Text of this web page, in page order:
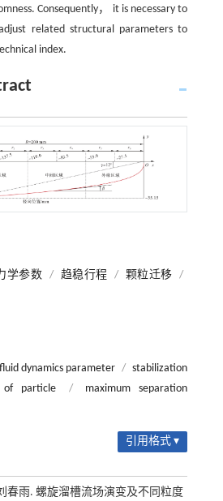
Consequently， it is necessary to
related structural parameters to
index.
学参数 / 趋稳行程 / 颗粒迁移
/
fluid dynamics parameter / stabilization
of particle /
maximum separation
引用格式 ▾
春雨. 螺旋溜槽流场演变及不同粒度